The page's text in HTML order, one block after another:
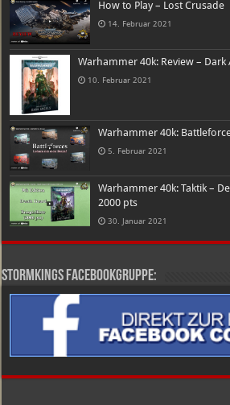
How to Play – Lost Crusade
14. Februar 2021
Warhammer 40k: Review – Dark
10. Februar 2021
Warhammer 40k:
5. Februar 2021
Warhammer 40k: Taktik –
2000 pts
30. Januar 2021
Stormkings Facebookgruppe: